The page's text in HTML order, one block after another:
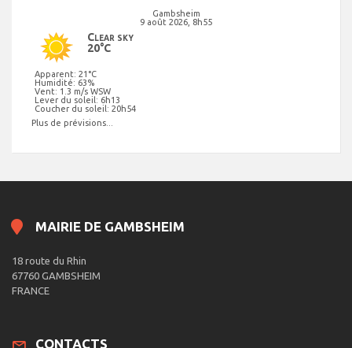
Gambsheim
9 août 2026, 8h55
Clear sky
20°C
Apparent: 21°C
Humidité: 63%
Vent: 1.3 m/s WSW
Lever du soleil: 6h13
Coucher du soleil: 20h54
Plus de prévisions...
MAIRIE DE GAMBSHEIM
18 route du Rhin
67760 GAMBSHEIM
FRANCE
CONTACTS